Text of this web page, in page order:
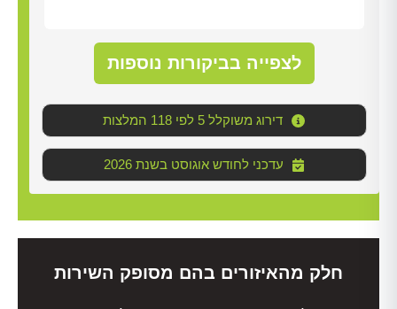
לצפייה בביקורות נוספות
דירוג משוקלל 5 לפי 118 המלצות
2026 עדכני לחודש אוגוסט בשנת
חלק מהאיזורים בהם מסופק השירות